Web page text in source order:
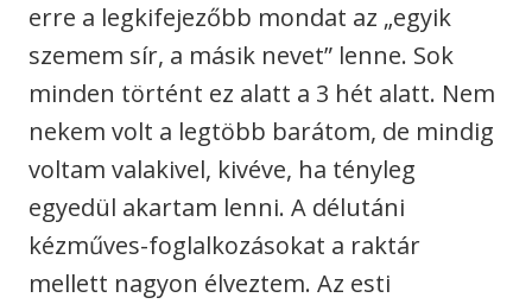
erre a legkifejezőbb mondat az „egyik
szemem sír, a másik nevet” lenne. Sok
minden történt ez alatt a 3 hét alatt. Nem
nekem volt a legtöbb barátom, de mindig
voltam valakivel, kivéve, ha tényleg
egyedül akartam lenni. A délutáni
kézműves-foglalkozásokat a raktár
mellett nagyon élveztem. Az esti